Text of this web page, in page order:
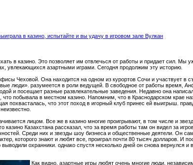
в казино, испытайте и вы удачу в игровом зале Вулкан
в казино. Это позволяет им отвлечься от работы и придает сил. Мы
увлекающихся азартными играми. Сегодня продолжим эту историю.
Чеховой. Она находится на одном из курортов Сочи и участвует в
люди». разумеется в роли ведущей. В свободное от работы время,
и посещает разные развлекательные заведения. Недавно она
что побывала в местном казино. Напомним, что в Краснодарском крае
похвасталась, что этот поход в игорный клуб принес ей выигрыш.
лицом. Все же в казино многие проигрывают, в том числе и
казино Казахстана рассказал, что за время работы там он видел за
Среди них и звезды шоу бизнеса и общественные деятели. Он
которого знают и любят все, проиграл почти 80 тысяч долларов. И
выводили охранники. однако спустя несколько дней он снова вернулся и
Как видно, азартные игры любят очень многие люди,